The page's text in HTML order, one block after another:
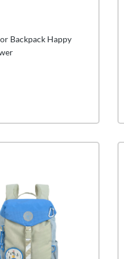
Backpack Happy